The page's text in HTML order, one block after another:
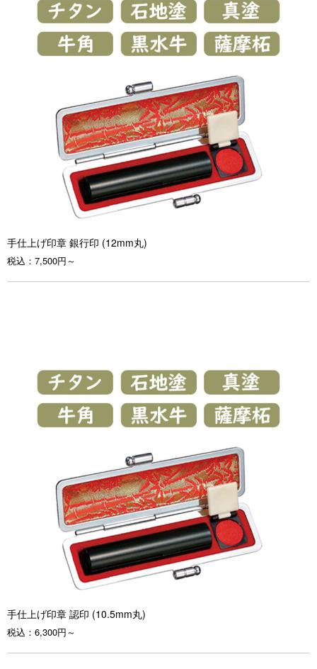
手仕上げ印章 銀行印 (12mm丸)
税込： 7,500円～
手仕上げ印章 認印 (10.5mm丸)
税込： 6,300円～